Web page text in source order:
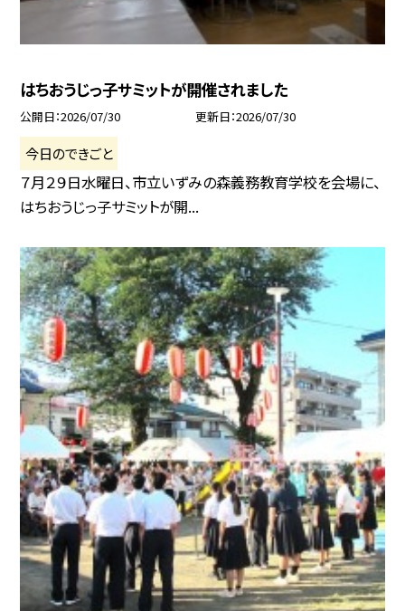
はちおうじっ子サミットが開催されました
公開日 2026/07/30 更新日 2026/07/30
今日のできごと
７月２９日水曜日、市立いずみの森義務教育学校を会場に、
はちおうじっ子サミットが開...